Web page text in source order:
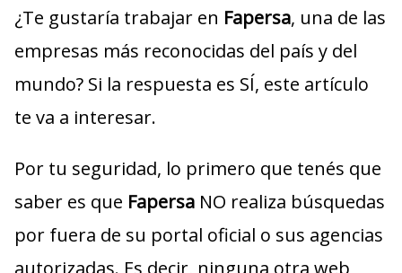
¿Te gustaría trabajar en Fapersa, una de las
empresas más reconocidas del país y del
mundo? Si la respuesta es SÍ, este artículo
te va a interesar.
Por tu seguridad, lo primero que tenés que
saber es que Fapersa NO realiza búsquedas
por fuera de su portal oficial o sus agencias
autorizadas. Es decir, ninguna otra web